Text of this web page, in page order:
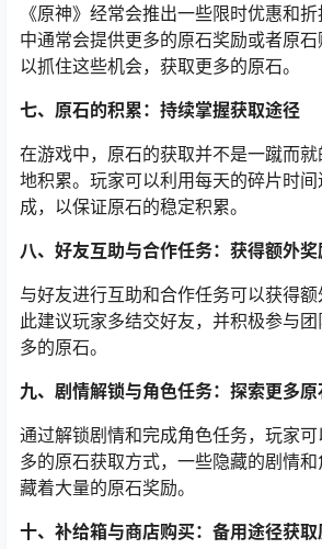
《原神》经常会推出一些限时优惠和
中通常会提供更多的原石奖励或者原
以抓住这些机会，获取更多的原石。
七、原石的积累：持续掌握获取途径
在游戏中，原石的获取并不是一蹴而
地积累。玩家可以利用每天的碎片时
成，以保证原石的稳定积累。
八、好友互助与合作任务：获得额外奖
与好友进行互助和合作任务可以获得
此建议玩家多结交好友，并积极参与
多的原石。
九、剧情解锁与角色任务：探索更多
通过解锁剧情和完成角色任务，玩家
多的原石获取方式，一些隐藏的剧情
藏着大量的原石奖励。
十、补给箱与商店购买：备用途径获取